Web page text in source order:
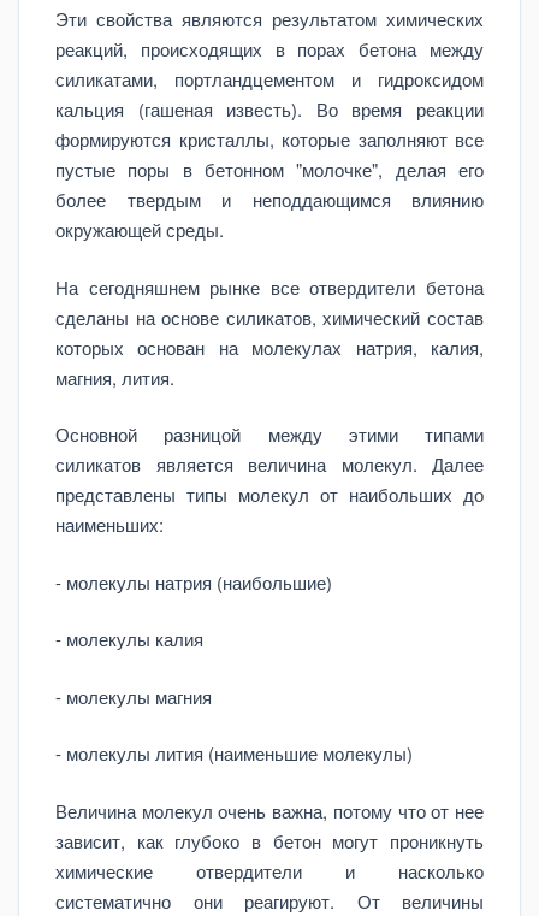
Эти свойства являются результатом химических
реакций, происходящих в порах бетона между
силикатами, портландцементом и гидроксидом
кальция (гашеная известь). Во время реакции
формируются кристаллы, которые заполняют все
пустые поры в бетонном "молочке", делая его
более твердым и неподдающимся влиянию
окружающей среды.
На сегодняшнем рынке все отвердители бетона
сделаны на основе силикатов, химический состав
которых основан на молекулах натрия, калия,
магния, лития.
Основной разницой между этими типами
силикатов является величина молекул. Далее
представлены типы молекул от наибольших до
наименьших:
- молекулы натрия (наибольшие)
- молекулы калия
- молекулы магния
- молекулы лития (наименьшие молекулы)
Величина молекул очень важна, потому что от нее
зависит, как глубоко в бетон могут проникнуть
химические отвердители и насколько
систематично они реагируют. От величины